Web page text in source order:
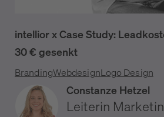
intellior x Case Study:
30 € gesenkt
BrandingWebdesignLogo Design
Constanze Hetzel
Leiterin